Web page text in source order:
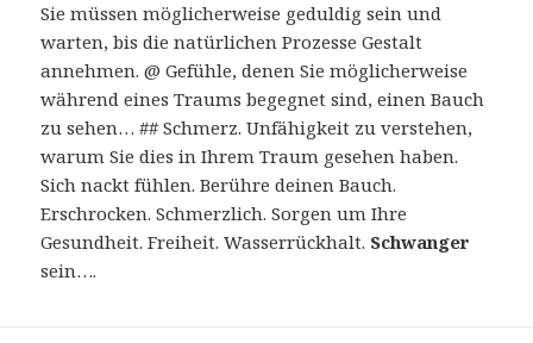
Sie müssen möglicherweise geduldig sein und
warten, bis die natürlichen Prozesse Gestalt
annehmen. @ Gefühle, denen Sie möglicherweise
während eines Traums begegnet sind, einen Bauch
zu sehen… ## Schmerz. Unfähigkeit zu verstehen,
warum Sie dies in Ihrem Traum gesehen haben.
Sich nackt fühlen. Berühre deinen Bauch.
Erschrocken. Schmerzlich. Sorgen um Ihre
Gesundheit. Freiheit. Wasserrückhalt. Schwanger
sein….